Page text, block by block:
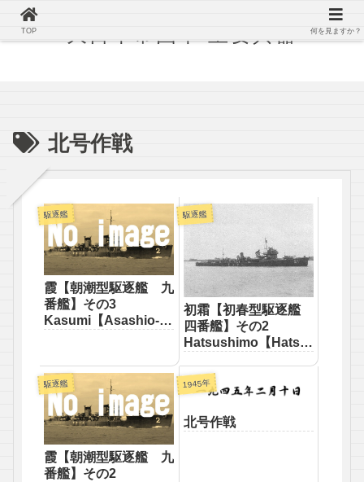
北号作戦
駆逐艦
霞【朝潮型駆逐艦 九
番艦】その3
Kasumi【Asashio-
駆逐艦
初霜【初春型駆逐艦
四番艦】その2
Hatsushimo【Hatsu
destroyer】
駆逐艦
霞【朝潮型駆逐艦 九
番艦】その2
1945年
北号作戦
TOP 何を見ますか？